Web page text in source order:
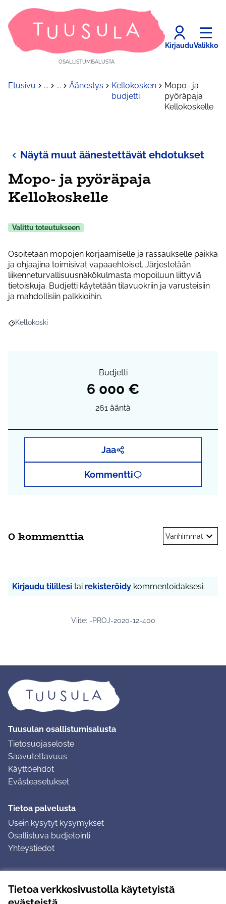
Tietoa verkkosivustolla käytetyistä
OSALLISTUMISALUSTA
KirjauduValikko
Etusivu ... ... Äänestys
Kellokosken
budjetti
Mopo- ja
pyöräpaja
Kellokoskelle
Näytä muut äänestettävät ehdotukset
Mopo- ja pyöräpaja
Kellokoskelle
Valittu toteutukseen
Osoitetaan mopojen korjaamiselle ja rassaukselle paikka
ja ohjaajina toimisivat vapaaehtoiset. Järjestetään
liikenneturvallisuusnäkökulmasta mopoiluun liittyviä
tietoiskuja. Budjetti käytetään tilavuokriin ja varusteisiin
ja mahdollisiin palkkioihin.
Rajaa tulokset aihepiirin mukaan: Kellokoski
Kellokoski
Budjetti
6 000 €
261 ääntä
Jaa
Kommentti
0 kommenttia Vanhimmat
Kirjaudu tilillesi tai rekisteröidy kommentoidaksesi.
Viite: -PROJ-2020-12-400
Tuusulan osallistumisalusta
Tietosuojaseloste
Saavutettavuus
Käyttöehdot
Evästeasetukset
Tietoa palvelusta
Usein kysytyt kysymykset
Osallistuva budjetointi
Yhteystiedot
Ohjeet kirjautumiseen